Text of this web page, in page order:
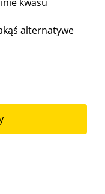
alternatywe